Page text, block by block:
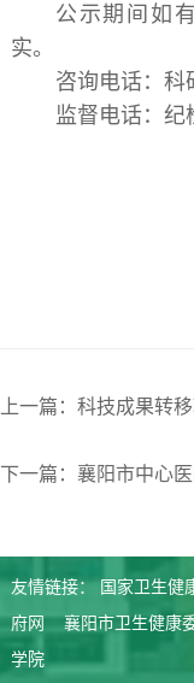
公示期间如
实。
咨询电话：科
监督电话：纪
上一篇：科技成果转
下一篇：襄阳市中心
友情链接： 国家卫生健
府网
襄阳市卫生健康
学院